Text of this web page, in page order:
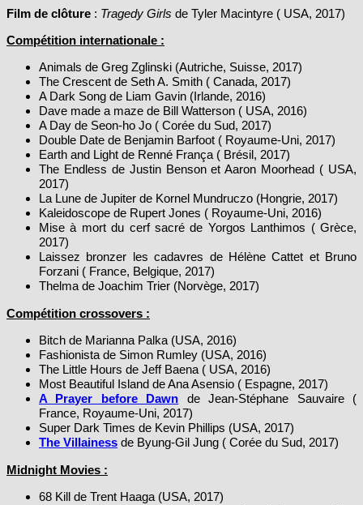
Compétition internationale :
Animals de Greg Zglinski (Autriche, Suisse, 2017)
The Crescent de Seth A. Smith ( Canada, 2017)
A Dark Song de Liam Gavin (Irlande, 2016)
Dave made a maze de Bill Watterson ( USA, 2016)
A Day de Seon-ho Jo ( Corée du Sud, 2017)
Double Date de Benjamin Barfoot ( Royaume-Uni, 2017)
Earth and Light de Renné França ( Brésil, 2017)
The Endless de Justin Benson et Aaron Moorhead ( USA,
2017)
La Lune de Jupiter de Kornel Mundruczo (Hongrie, 2017)
Kaleidoscope de Rupert Jones ( Royaume-Uni, 2016)
Mise à mort du cerf sacré de Yorgos Lanthimos ( Grèce,
2017)
Laissez bronzer les cadavres de Hélène Cattet et Bruno
Forzani ( France, Belgique, 2017)
Thelma de Joachim Trier (Norvège, 2017)
Bitch de Marianna Palka (USA, 2016)
Fashionista de Simon Rumley (USA, 2016)
The Little Hours de Jeff Baena ( USA, 2016)
Most Beautiful Island de Ana Asensio ( Espagne, 2017)
A Prayer before Dawnde Jean-Stéphane Sauvaire (
France, Royaume-Uni, 2017)
Super Dark Times de Kevin Phillips (USA, 2017)
The Villainessde Byung-Gil Jung ( Corée du Sud, 2017)
Midnight Movies :
68 Kill de Trent Haaga (USA, 2017)
Game of Death de Sébastien Landry et Laurence Baz